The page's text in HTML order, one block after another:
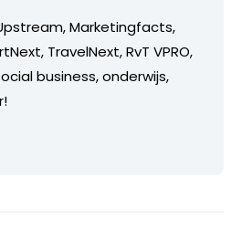
Marketingfacts,
TravelNext, RvT VPRO,
business, onderwijs,